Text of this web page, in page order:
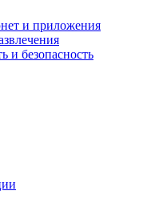
и приложения
и безопасность